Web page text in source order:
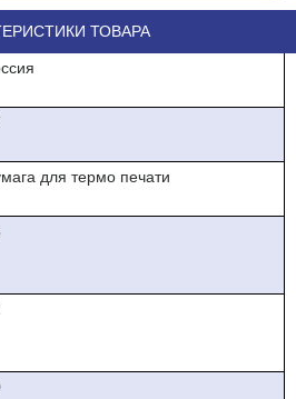
ТОВАРА
для термо печати